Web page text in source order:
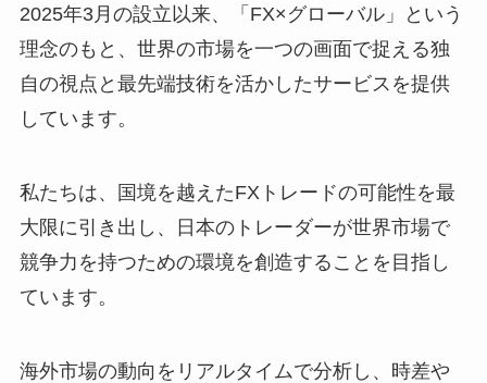
2025年3月の設立以来、「FX×グローバル」という
理念のもと、世界の市場を一つの画面で捉える独
自の視点と最先端技術を活かしたサービスを提供
しています。
私たちは、国境を越えたFXトレードの可能性を最
大限に引き出し、日本のトレーダーが世界市場で
競争力を持つための環境を創造することを目指し
ています。
海外市場の動向をリアルタイムで分析し、時差や